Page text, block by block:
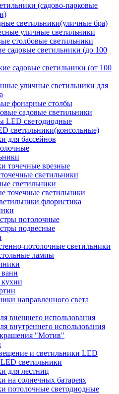
(садово-парковые
светильники(уличные бра)
уличные светильники
столбовые светильники
садовые светильники (до 100
садовые светильники (от 100
уличные светильники для
фонарные столбы
садовые светильники
LED светодиодные
светильники(консольные)
для бассейнов
точечные врезные
светильники
светильники
точечные светильники
флористика
потолочные
подвесные
потолочные светильники
лампы
направленного света
внешнего использования
внутреннего использования
"Мотив"
и светильники LED
светильники
для лестниц
на солнечных батареях
потолочные светодиодные